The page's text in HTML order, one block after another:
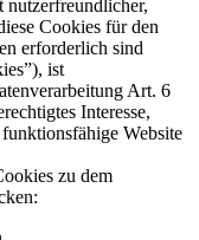
nutzerfreundlicher,
Cookies für den
erforderlich sind
ist
Art. 6
Interesse,
Website
zu dem